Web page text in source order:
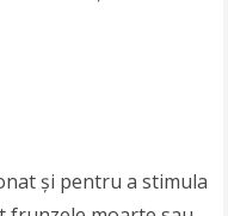
și pentru a stimula